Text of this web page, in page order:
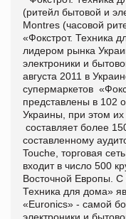
(ритейл бытовой и
Montres (часовой
«Фокстрот. Техника
лидером рынка
электроники и
августа 2011 в
супермаркетов
представлены в 102
Украины, при этом
составляет более
составленному
Touche , торговая
входит в число 500
Восточной Европы. С
Техника для дома»
«Euronics» - самой
электроники и